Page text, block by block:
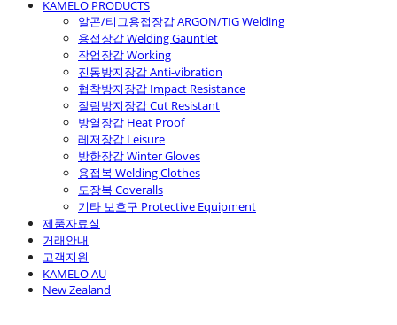
KAMELO PRODUCTS
알곤/티그용접장갑 ARGON/TIG Welding
용접장갑 Welding Gauntlet
작업장갑 Working
진동방지장갑 Anti-vibration
협착방지장갑 Impact Resistance
잘림방지장갑 Cut Resistant
방열장갑 Heat Proof
레저장갑 Leisure
방한장갑 Winter Gloves
용접복 Welding Clothes
도장복 Coveralls
기타 보호구 Protective Equipment
제품자료실
거래안내
고객지원
KAMELO AU
New Zealand